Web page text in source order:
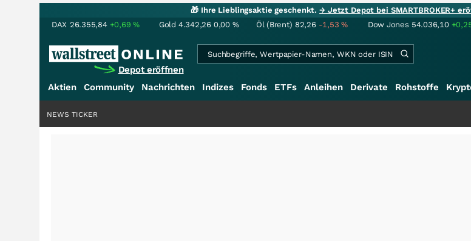
🎁 Ihre Lieblingsaktie geschenkt.→ Jetzt Depot bei SMARTBROKER+
DAX 26.355,84 +0,69% Gold 4.342,26 0,00 % Öl (Brent) 82,26 -1,53% Dow Jones 54.036,10
Depot eröffnen
Aktien Community Nachrichten Indizes Fonds ETFs Anleihen Derivate Rohstoffe
NEWS TICKER